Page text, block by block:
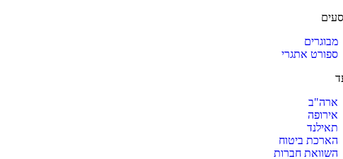
מבוגרים
ספורט אתגרי
ארה"ב
אירופה
תאילנד
הארכת ביטוח
השוואת חברות